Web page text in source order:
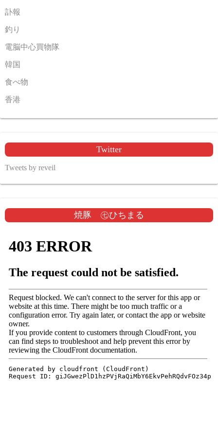
訃報
釣り
電脳中心買物隊
韓国
食べ物
香港
Twitter
Tweets by reveil
焼豚 ㊆ひちまる